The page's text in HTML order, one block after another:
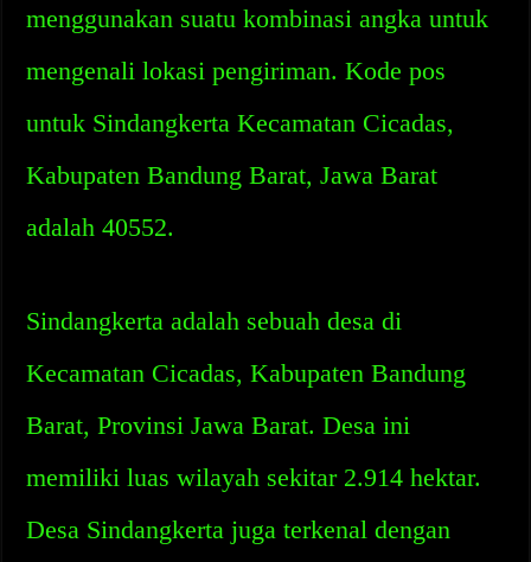
menggunakan suatu kombinasi angka untuk
mengenali lokasi pengiriman. Kode pos
untuk Sindangkerta Kecamatan Cicadas,
Kabupaten Bandung Barat, Jawa Barat
adalah 40552.
Sindangkerta adalah sebuah desa di
Kecamatan Cicadas, Kabupaten Bandung
Barat, Provinsi Jawa Barat. Desa ini
memiliki luas wilayah sekitar 2.914 hektar.
Desa Sindangkerta juga terkenal dengan